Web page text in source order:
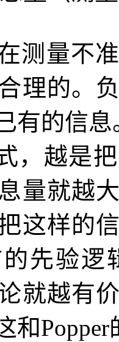
测量不
理的。
有的信息
，越是
量就越
这样的
先验逻
就越有
和Popper